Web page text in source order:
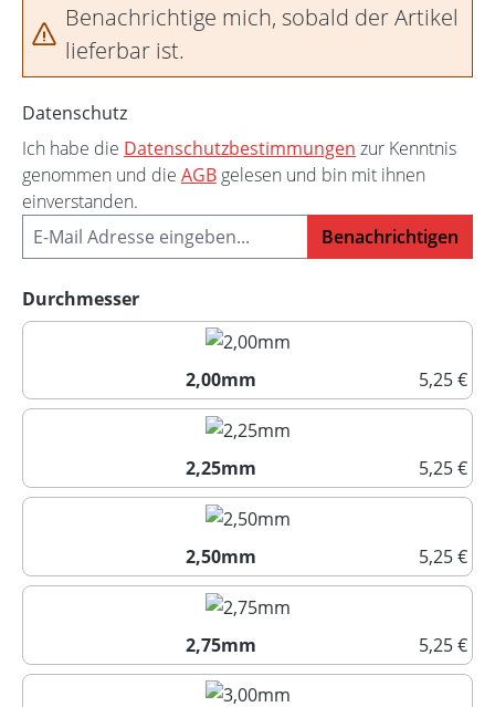
Benachrichtige mich, sobald der Artikel
lieferbar ist.
Datenschutz
Ich habe die Datenschutzbestimmungen zur Kenntnis
genommen und die AGB gelesen und bin mit ihnen
einverstanden.
Benachrichtigen
Durchmesserauswählen
2,00mm
5,25 €
2,00mm
2,25mm
5,25 €
2,25mm
2,50mm
5,25 €
2,50mm
2,75mm
5,25 €
2,75mm